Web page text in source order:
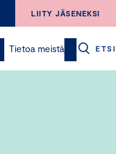
LIITY JÄSENEKSI
Tietoa meistä ETSI